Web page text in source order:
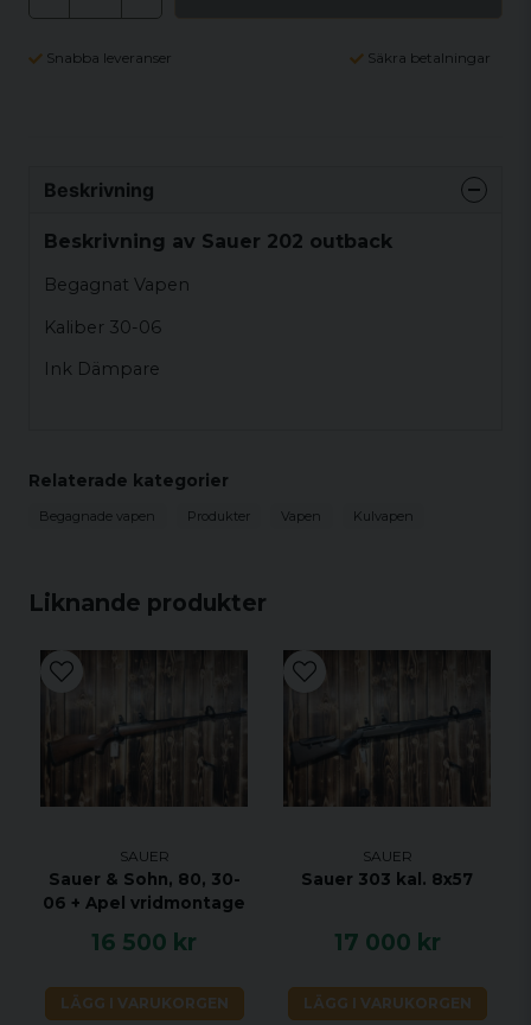
Snabba leveranser Säkra betalningar
Liknande produkter
SAUER
Sauer & Sohn, 80, 30-
06 + Apel vridmontage
16 500 kr
LÄGG I VARUKORGEN
SAUER
Sauer 303 kal. 8x57
17 000 kr
LÄGG I VARUKORGEN
Beskrivning
Beskrivning av Sauer 202 outback
Begagnat Vapen
Kaliber 30-06
Ink Dämpare
Relaterade kategorier
Begagnade vapen Produkter Vapen Kulvapen